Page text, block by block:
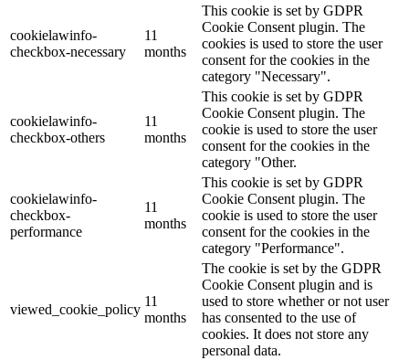
cookielawinfo-
checkbox-necessary
11
months
This cookie is set by GDPR
Cookie Consent plugin. The
cookies is used to store the user
consent for the cookies in the
category "Necessary".
cookielawinfo-
checkbox-others
11
months
This cookie is set by GDPR
Cookie Consent plugin. The
cookie is used to store the user
consent for the cookies in the
category "Other.
cookielawinfo-
checkbox-
performance
11
months
This cookie is set by GDPR
Cookie Consent plugin. The
cookie is used to store the user
consent for the cookies in the
category "Performance".
viewed_cookie_policy
11
months
The cookie is set by the GDPR
Cookie Consent plugin and is
used to store whether or not user
has consented to the use of
cookies. It does not store any
personal data.